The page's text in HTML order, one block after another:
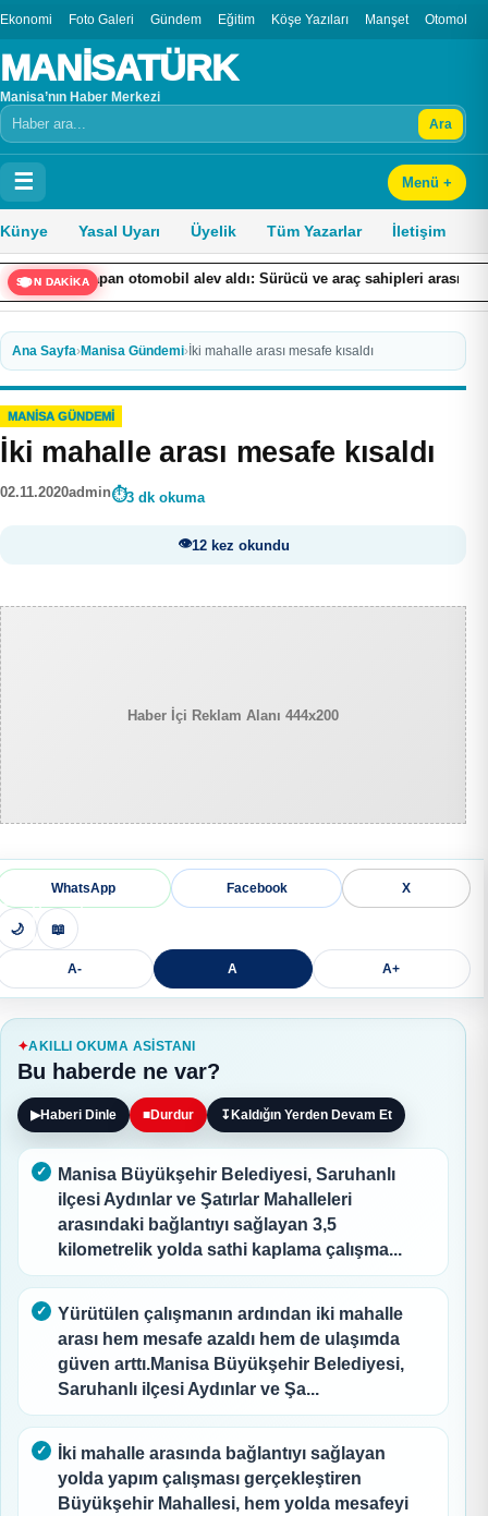
Ekonomi Foto Galeri Gündem Eğitim Köşe Yazıları Manşet Otomobil
MANİSATÜRK
Manisa’nın Haber Merkezi
Arama Ara
☰ Menü +
Künye Yasal Uyarı Üyelik Tüm Yazarlar İletişim
SON DAKİKA
otomobil alev aldı: Sürücü ve araç sahipleri arasında tartışma çıktı
Ana Sayfa›Manisa Gündemi› İki mahalle arası mesafe kısaldı
MANISA GÜNDEMI
İki mahalle arası mesafe kısaldı
02.11.2020admin 3 dk okuma
12 kez okundu
Haber İçi Reklam Alanı 444x200
WhatsApp Facebook X
🌙 📖
A- A A+
AKILLI OKUMA ASISTANI
Bu haberde ne var?
▶Haberi Dinle ■Durdur ↧ Kaldığın Yerden Devam Et
Manisa Büyükşehir Belediyesi, Saruhanlı
ilçesi Aydınlar ve Şatırlar Mahalleleri
arasındaki bağlantıyı sağlayan 3,5
kilometrelik yolda sathi kaplama çalışma...
Yürütülen çalışmanın ardından iki mahalle
arası hem mesafe azaldı hem de ulaşımda
güven arttı.Manisa Büyükşehir Belediyesi,
Saruhanlı ilçesi Aydınlar ve Şa...
İki mahalle arasında bağlantıyı sağlayan
yolda yapım çalışması gerçekleştiren
Büyükşehir Mahallesi, hem yolda mesafeyi